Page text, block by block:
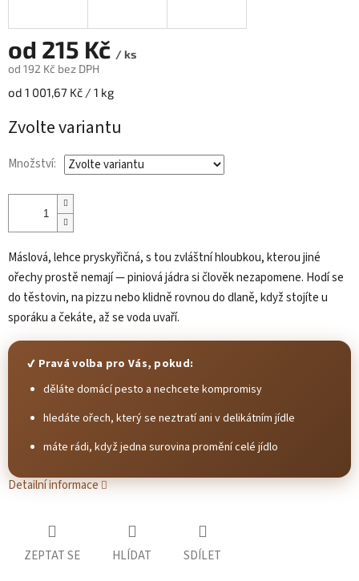
od 215 Kč / ks
od 192 Kč bez DPH
Měrná
od 1 001,67 Kč / 1 kg
Zvolte variantu
Množství:
Máslová, lehce pryskyřičná, s tou zvláštní hloubkou, kterou jiné
ořechy prostě nemají — piniová jádra si člověk nezapomene. Hodí se
do těstovin, na pizzu nebo klidně rovnou do dlaně, když stojíte u
sporáku a čekáte, až se voda uvaří.
✔ Pravá volba pro Vás, pokud:
děláte domácí pesto a nechcete kompromisy
hledáte ořech, který se neztratí ani v delikátním jídle
máte rádi, když jedna surovina promění celé jídlo
Detailní informace
ZEPTAT SE HLÍDAT SDÍLET